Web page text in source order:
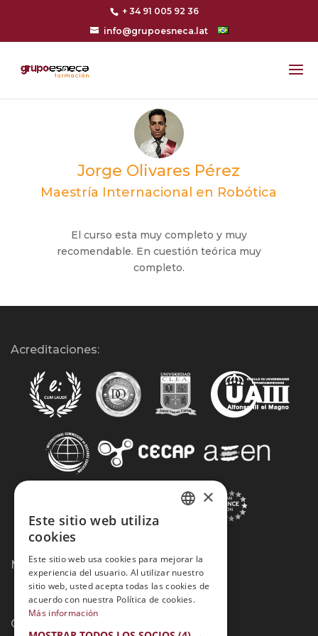
+ 34 91 005 92 36
info@grupoesneca.lat
Jorge Olivares Pérez
Maestría Internacional en Robótica
El curso esta muy completo y muy
recomendable. En cuestión teórica muy
completo.
Acreditaciones:
Métodos de Pago:
Contacto:
×
Este sitio web utiliza
cookies
Este sitio web usa cookies para mejorar la
experiencia del usuario. Al utilizar nuestro
sitio web, usted acepta todas las cookies de
acuerdo con nuestra Política de cookies.
Más información